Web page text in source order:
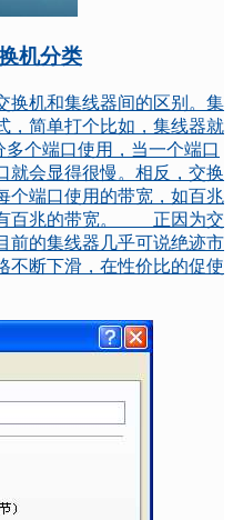
机分类
机和集线器间的区别。集
，简单打个比如，集线器就
个端口使用，当一个端口
就会显得很慢。相反，交换
个端口使用的带宽，如百兆
有百兆的带宽。 正因为交
前的集线器几乎可说绝迹市
不断下滑，在性价比的促使